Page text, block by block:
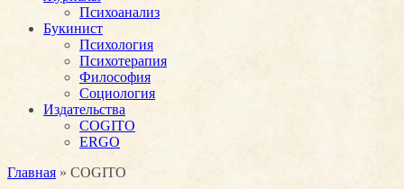
Психоанализ
Букинист
Психология
Психотерапия
Философия
Социология
Издательства
COGITO
ERGO
Главная » COGITO